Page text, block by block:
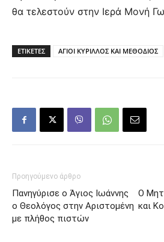
θα τελεστούν στην Ιερά Μονή
ΕΤΙΚΕΤΕΣ ΑΓΙΟΙ ΚΥΡΙΛΛΟΣ ΚΑΙ ΜΕΘΟΔΙΟΣ
Προηγούμενο άρθρο
Πανηγύρισε ο Άγιος Ιωάννης
ο Θεολόγος στην Αριστομένη
με πλήθος πιστών
Ο
και